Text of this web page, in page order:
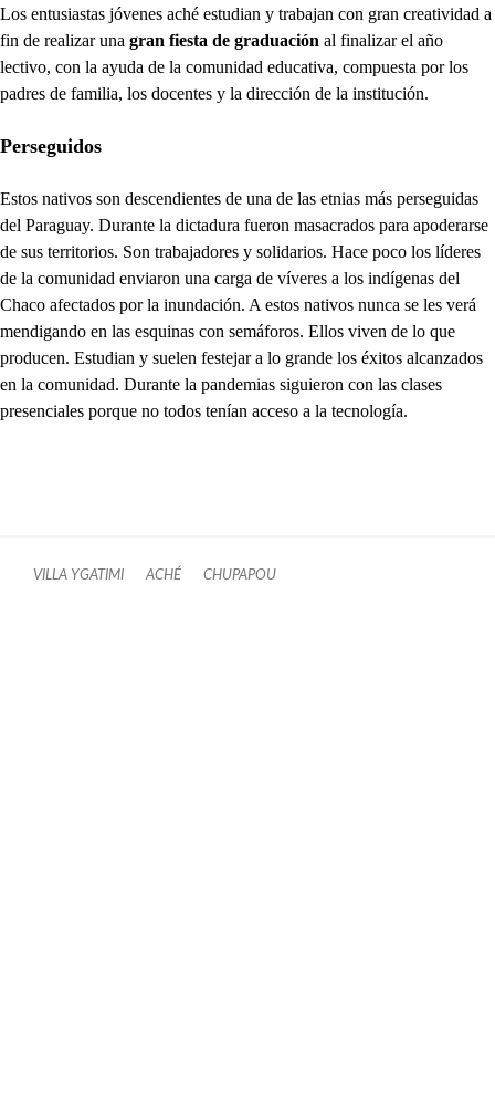
Los entusiastas jóvenes aché estudian y trabajan con gran creatividad a
fin de realizar una gran fiesta de graduación al finalizar el año
lectivo, con la ayuda de la comunidad educativa, compuesta por los
padres de familia, los docentes y la dirección de la institución.
Perseguidos
Estos nativos son descendientes de una de las etnias más perseguidas
del Paraguay. Durante la dictadura fueron masacrados para apoderarse
de sus territorios. Son trabajadores y solidarios. Hace poco los líderes
de la comunidad enviaron una carga de víveres a los indígenas del
Chaco afectados por la inundación. A estos nativos nunca se les verá
mendigando en las esquinas con semáforos. Ellos viven de lo que
producen. Estudian y suelen festejar a lo grande los éxitos alcanzados
en la comunidad. Durante la pandemias siguieron con las clases
presenciales porque no todos tenían acceso a la tecnología.
VILLA YGATIMI ACHÉ CHUPAPOU